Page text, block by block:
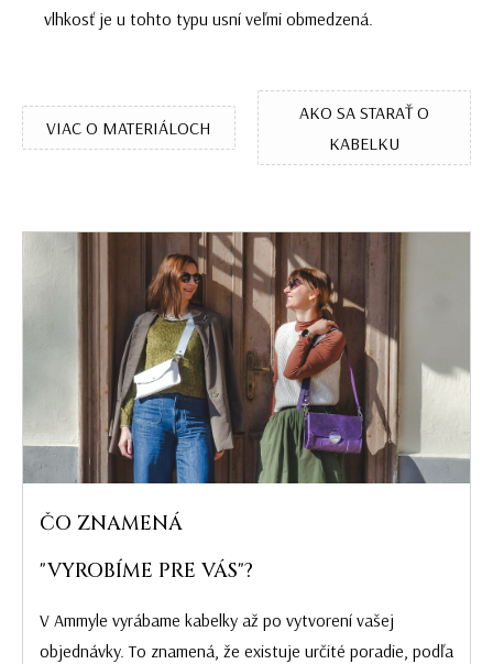
vlhkosť je u tohto typu usní veľmi obmedzená.
VIAC O MATERIÁLOCH
AKO SA STARAŤ O
KABELKU
ČO ZNAMENÁ
"VYROBÍME PRE VÁS"?
V Ammyle vyrábame kabelky až po vytvorení vašej
objednávky. To znamená, že existuje určité poradie, podľa